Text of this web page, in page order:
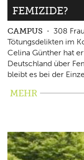
FEMIZIDE?
CAMPUS
308
Tötungsdelikten im
Celina Günther hat
Deutschland über
bleibt es bei der
MEHR